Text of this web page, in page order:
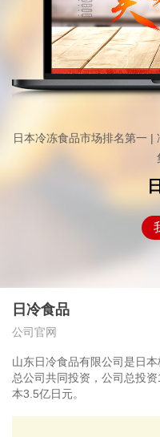
日本冷冻食品市场排名第一 |
日冷食品
公司官网
山东日冷食品有限公司是日
总公司共同投资，公司总投
本3.5亿日元。